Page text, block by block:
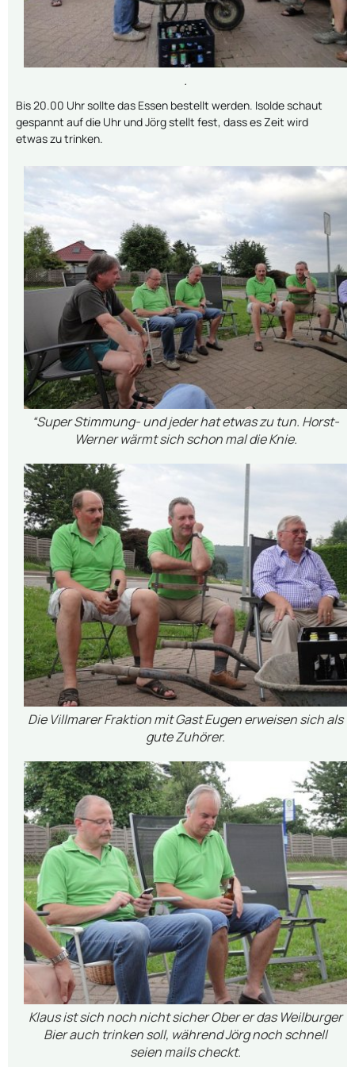
.
Bis 20.00 Uhr sollte das Essen bestellt werden. Isolde schaut
gespannt auf die Uhr und Jörg stellt fest, dass es Zeit wird
etwas zu trinken.
“Super Stimmung- und jeder hat etwas zu tun. Horst-
Werner wärmt sich schon mal die Knie.
Die Villmarer Fraktion mit Gast Eugen erweisen sich als
gute Zuhörer.
Klaus ist sich noch nicht sicher Ober er das Weilburger
Bier auch trinken soll, während Jörg noch schnell
seien mails checkt.